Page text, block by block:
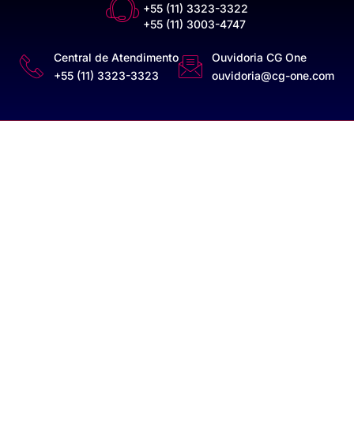
+55 (11) 3323-3322
+55 (11) 3003-4747
Central de Atendimento
+55 (11) 3323-3323
Ouvidoria CG One
ouvidoria@cg-one.com